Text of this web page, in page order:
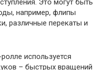
Это могут быть
например, флипы
различные перекаты и
используется
– быстрых вращений